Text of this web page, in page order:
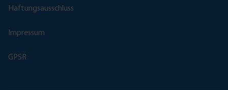
Haftungsausschluss
Impressum
GPSR